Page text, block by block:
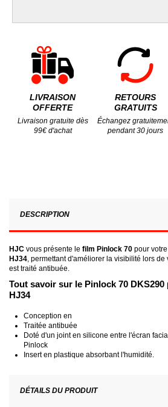
LIVRAISON
OFFERTE
Livraison gratuite dès
99€ d'achat
RETOURS
GRATUITS
Échangez
pendant 30 jours
DESCRIPTION
HJC vous présente le film Pinlock 70 pour votre
HJ34 , permettant d'améliorer la visibilité lors
est traité antibuée.
Tout savoir sur le Pinlock 70
HJ34
Conception en
Traitée antibuée
Doté d'un joint en silicone entre l'écran
Pinlock
Insert en plastique absorbant l'humidité.
DÉTAILS DU PRODUIT